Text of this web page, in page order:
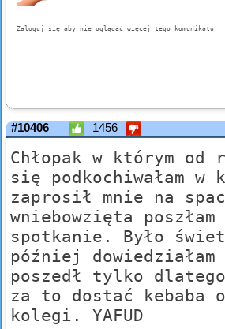
#10406 1456
Chłopak w którym od
się podkochiwałam w
zaprosił mnie na
wniebowzięta
spotkanie. Było
później
poszedł tylko
za to dostać kebaba
kolegi. YAFUD